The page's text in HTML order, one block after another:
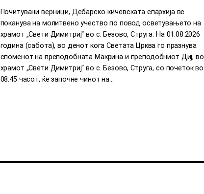
Почитувани верници, Дебарско-кичевската епархија ве
поканува на молитвено учество по повод осветувањето на
храмот „Свети Димитриј“ во с. Безово, Струга. На 01.08.2026
година (сабота), во денот кога Светата Црква го празнува
споменот на преподобната Макрина и преподобниот Диј, во
храмот „Свети Димитриј“ во с. Безово, Струга, со почеток во
08:45 часот, ќе започне чинот на…